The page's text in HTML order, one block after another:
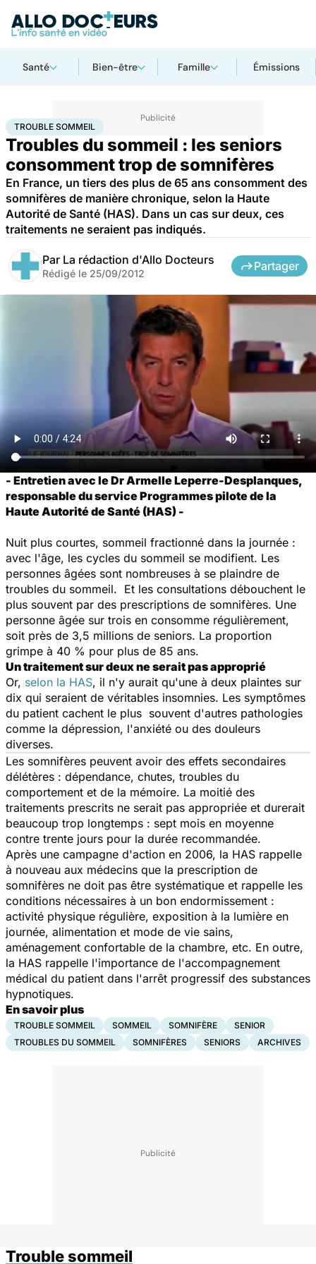
Santé Bien-être Famille Émissions
AccueilSantéMaladies Trouble sommeil
TROUBLE SOMMEIL
Troubles du sommeil : les seniors
consomment trop de somnifères
En France, un tiers des plus de 65 ans consomment des
somnifères de manière chronique, selon la Haute
Autorité de Santé (HAS). Dans un cas sur deux, ces
traitements ne seraient pas indiqués.
Par La rédaction d'Allo Docteurs
Rédigé le 25/09/2012
Partager
- Entretien avec le Dr Armelle Leperre-Desplanques,
responsable du service Programmes pilote de la
Haute Autorité de Santé (HAS) -
Nuit plus courtes, sommeil fractionné dans la journée :
avec l'âge, les cycles du sommeil se modifient. Les
personnes âgées sont nombreuses à se plaindre de
troubles du sommeil. Et les consultations débouchent le
plus souvent par des prescriptions de somnifères. Une
personne âgée sur trois en consomme régulièrement,
soit près de 3,5 millions de seniors. La proportion
grimpe à 40 % pour plus de 85 ans.
Un traitement sur deux ne serait pas approprié
Or, selon la HAS, il n'y aurait qu'une à deux plaintes sur
dix qui seraient de véritables insomnies. Les symptômes
du patient cachent le plus souvent d'autres pathologies
comme la dépression, l'anxiété ou des douleurs
diverses.
Les somnifères peuvent avoir des effets secondaires
délétères : dépendance, chutes, troubles du
comportement et de la mémoire. La moitié des
traitements prescrits ne serait pas appropriée et durerait
beaucoup trop longtemps : sept mois en moyenne
contre trente jours pour la durée recommandée.
Après une campagne d'action en 2006, la HAS rappelle
à nouveau aux médecins que la prescription de
somnifères ne doit pas être systématique et rappelle les
conditions nécessaires à un bon endormissement :
activité physique régulière, exposition à la lumière en
journée, alimentation et mode de vie sains,
aménagement confortable de la chambre, etc. En outre,
la HAS rappelle l'importance de l'accompagnement
médical du patient dans l'arrêt progressif des substances
hypnotiques.
En savoir plus
TROUBLE SOMMEIL SOMMEIL SOMNIFÈRE
SENIOR
TROUBLES DU SOMMEIL
SOMNIFÈRES SENIORS ARCHIVES
Trouble sommeil